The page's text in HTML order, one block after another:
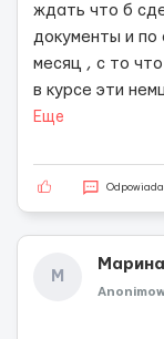
ждать что б
документы и
месяц , с то
в курсе эти
Еще
М
Марина